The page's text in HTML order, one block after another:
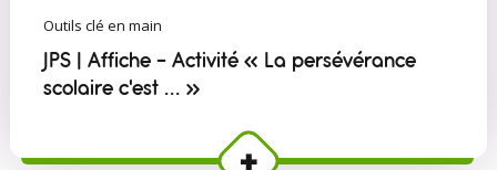
Outils clé en main
JPS | Affiche - Activité « La persévérance
scolaire c'est ... »